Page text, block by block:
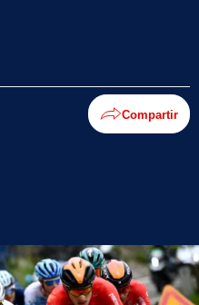
Compartir